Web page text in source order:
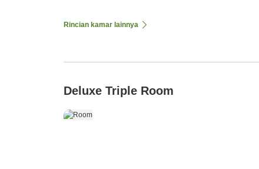
Rincian kamar lainnya
Deluxe Triple Room